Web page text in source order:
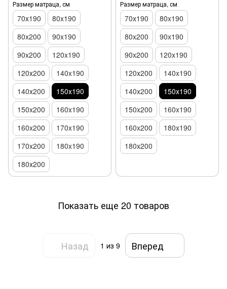
Размер матраца, см
70х190
80x190
80x200
90x190
90x200
120x190
120х200
140x190
140х200
150х190
150x200
160x190
160x200
170x190
170x200
180x190
180х200
Размер матраца, см
70х190
80x190
80x200
90x190
90x200
120x190
120х200
140x190
140х200
150х190
150x200
160x190
160x200
180x190
180х200
Показать еще 20 товаров
Назад 1 из 9 Вперед